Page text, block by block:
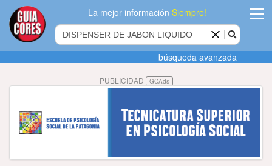
La mejor informaciónSiempre!
Agregar
empresa
Actualizar
datos
Publicidad
búsqueda avanzada
PUBLICIDAD GCAds